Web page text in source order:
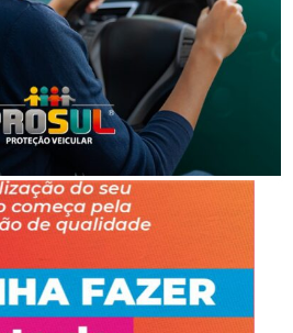
medida protetiva
-Anúncio-